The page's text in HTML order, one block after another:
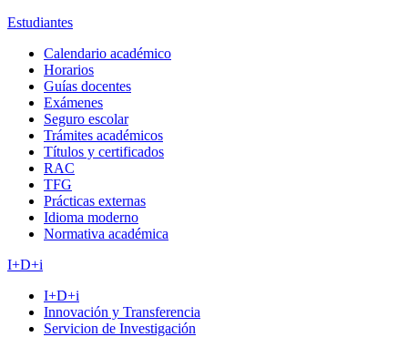
Estudiantes
Calendario académico
Horarios
Guías docentes
Exámenes
Seguro escolar
Trámites académicos
Títulos y certificados
RAC
TFG
Prácticas externas
Idioma moderno
Normativa académica
I+D+i
I+D+i
Innovación y Transferencia
Servicion de Investigación